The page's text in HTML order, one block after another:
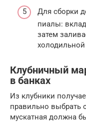
Для сборки
пиалы:
затем
Клубничный
в банках
Из клубники
правильно выбрать
мускатная должна